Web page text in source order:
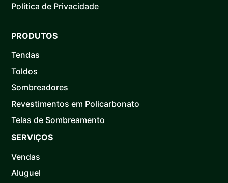
Política de Privacidade
PRODUTOS
Tendas
Toldos
Sombreadores
Revestimentos em Policarbonato
Telas de Sombreamento
SERVIÇOS
Vendas
Aluguel